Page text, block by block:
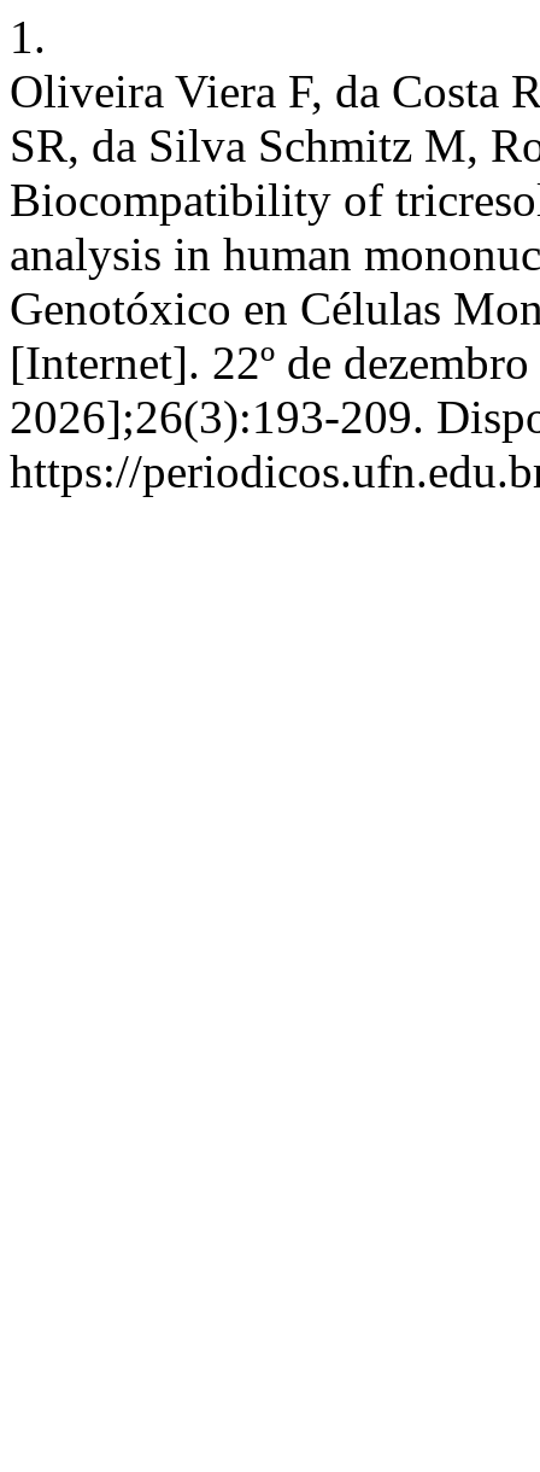
1.
Oliveira Viera F, da Costa
SR, da Silva Schmitz M,
Biocompatibility of
analysis in human
Genotóxico en Células
[Internet]. 22º de
2026];26(3):193-209.
https://